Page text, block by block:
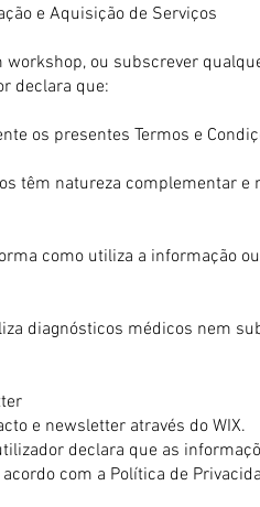
e Aquisição de Serviços
ou subscrever
declara que:
os presentes Termos e
têm natureza complementar e
como utiliza a informação
diagnósticos médicos nem
e newsletter através do WIX.
declara que as
com a Política de